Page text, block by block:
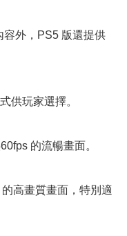
供玩家選擇。
高畫質畫面，特別適